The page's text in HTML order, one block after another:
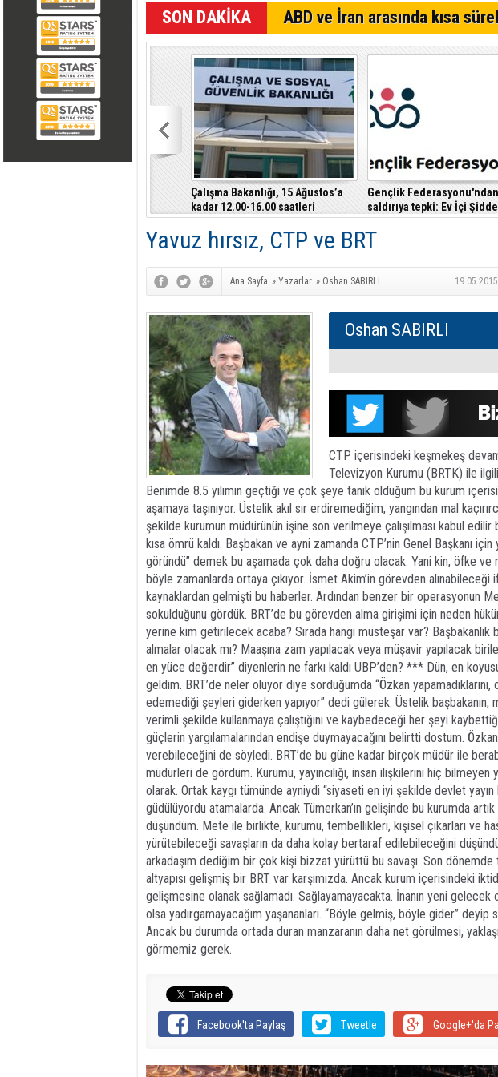
Denktaş:
SON DAKİKA ABD ve İran arasında kısa
Çalışma Bakanlığı, 15 Ağustos’a
kadar 12.00-16.00 saatleri
arasında güneş altında çalışmayı
yasakladı
Gençlik Federasyonu'ndan
saldırıya tepki: Ev İçi
Yasası hayata geçirilmeli
Yavuz hırsız, CTP ve BRT
Ana Sayfa » Yazarlar » Oshan SABIRLI
Oshan SABIRLI
CTP içerisindeki keşmekeş
Televizyon Kurumu (BRTK) ile
Benimde 8.5 yılımın geçtiği ve çok şeye tanık olduğum bu kurum
aşamaya taşınıyor. Üstelik akıl sır erdiremediğim, yangından mal
şekilde kurumun müdürünün işine son verilmeye çalışılması kabul
kısa ömrü kaldı. Başbakan ve ayni zamanda CTP’nin Genel Başkanı
göründü” demek bu aşamada çok daha doğru olacak. Yani kin, öfke
böyle zamanlarda ortaya çıkıyor. İsmet Akim’in görevden alınabileceği
kaynaklardan gelmişti bu haberler. Ardından benzer bir operasyonun
sokulduğunu gördük. BRT’de bu görevden alma girişimi için neden
yerine kim getirilecek acaba? Sırada hangi müsteşar var?
almalar olacak mı? Maaşına zam yapılacak veya müşavir yapılacak
en yüce değerdir” diyenlerin ne farkı kaldı UBP’den? *** Dün, en
geldim. BRT’de neler oluyor diye sorduğumda “Özkan
edemediği şeyleri giderken yapıyor” dedi gülerek. Üstelik başbakanın,
verimli şekilde kullanmaya çalıştığını ve kaybedeceği her şeyi
güçlerin yargılamalarından endişe duymayacağını belirtti dostum.
verebileceğini de söyledi. BRT’de bu güne kadar birçok müdür ile
müdürleri de gördüm. Kurumu, yayıncılığı, insan ilişkilerini hiç
olarak. Ortak kaygı tümünde ayniydi “siyaseti en iyi şekilde devlet
güdülüyordu atamalarda. Ancak Tümerkan’ın gelişinde bu kurumda
düşündüm. Mete ile birlikte, kurumu, tembellikleri, kişisel çıkarları ve
yürütebileceği savaşların da daha kolay bertaraf edilebileceğini
arkadaşım dediğim bir çok kişi bizzat yürüttü bu savaşı. Son dönemde
altyapısı gelişmiş bir BRT var karşımızda. Ancak kurum içerisindeki
gelişmesine olanak sağlamadı. Sağlayamayacakta. İnanın yeni
olsa yadırgamayacağım yaşananları. “Böyle gelmiş, böyle gider”
Ancak bu durumda ortada duran manzaranın daha net görülmesi,
görmemiz gerek.
Facebook'ta Paylaş Tweetle Google+'da